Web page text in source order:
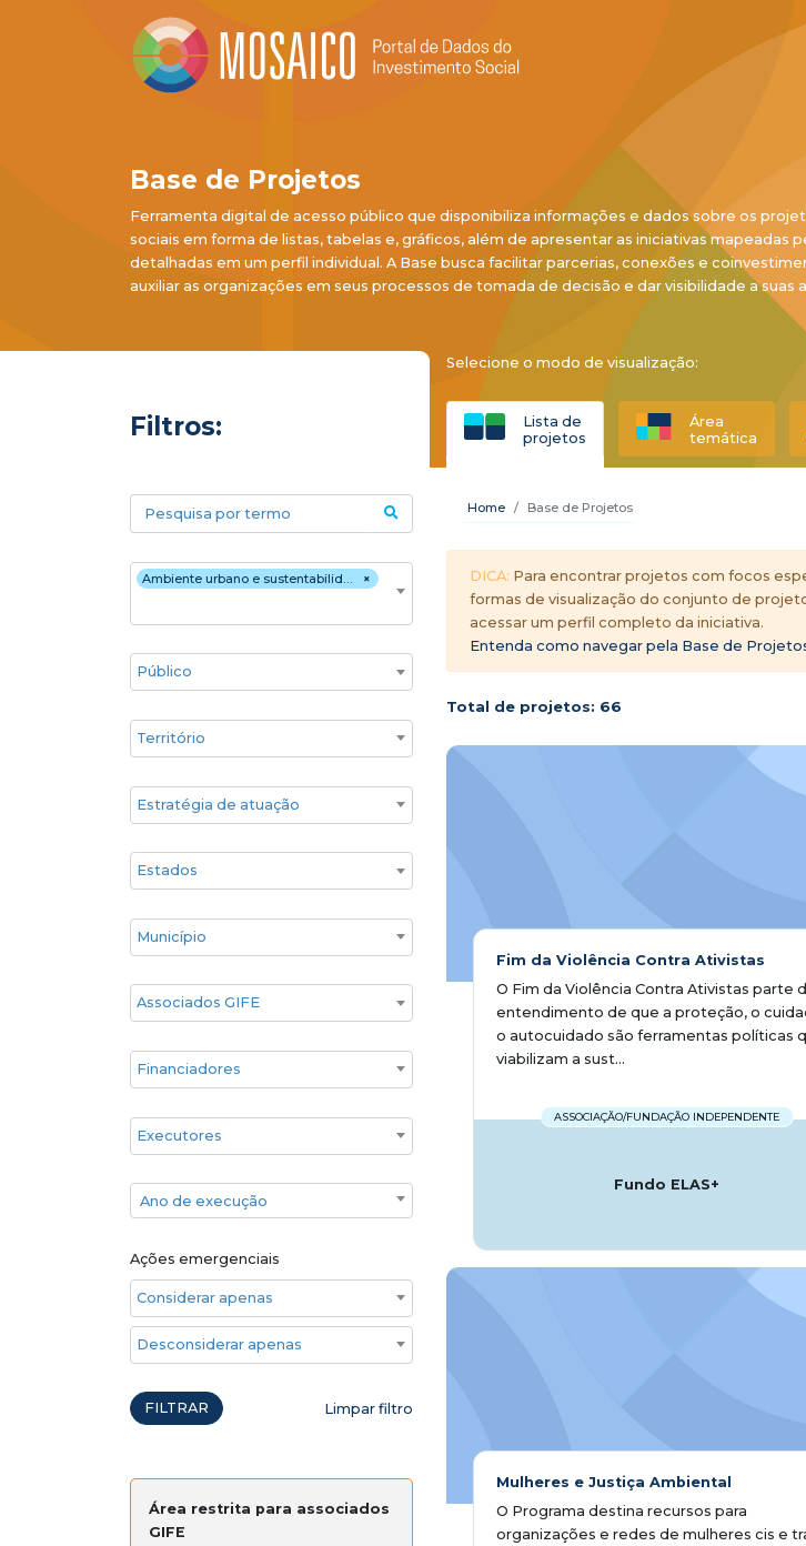
Base de Projetos
Ferramenta digital de acesso público que disponibiliza informações e dados sobre os
sociais em forma de listas, tabelas e, gráficos, além de apresentar as iniciativas mapeadas
detalhadas em um perfil individual. A Base busca facilitar parcerias, conexões e
auxiliar as organizações em seus processos de tomada de decisão e dar visibilidade a suas
Filtros:
Selecione o modo de visualização:
Lista de
projetos
Área
temática
Pesquisa por termo
Áreas temáticas ×
Ambiente urbano e sustentabilidade
Público
Territórios
Estratégia de atuação
Estado
Cidade
Associados GIFE
Financiadores
Executores
Ano de execução
Ano de execução
Ações emergenciais
Considerar apenas ações emergenciais
Desconsiderar apenas ações emergenciais
FILTRAR Limpar filtro
Área restrita para associados
GIFE
Home Base de Projetos
DICA: Para encontrar projetos com focos
formas de visualização do conjunto de
acessar um perfil completo da iniciativa.
Entenda como navegar pela Base de
Total de projetos: 66
Fim da Violência Contra Ativistas
O Fim da Violência Contra Ativistas parte
entendimento de que a proteção, o
o autocuidado são ferramentas políticas
viabilizam a sust...
ASSOCIAÇÃO/FUNDAÇÃO INDEPENDENTE
Fundo ELAS+
Mulheres e Justiça Ambiental
O Programa destina recursos para
organizações e redes de mulheres cis e